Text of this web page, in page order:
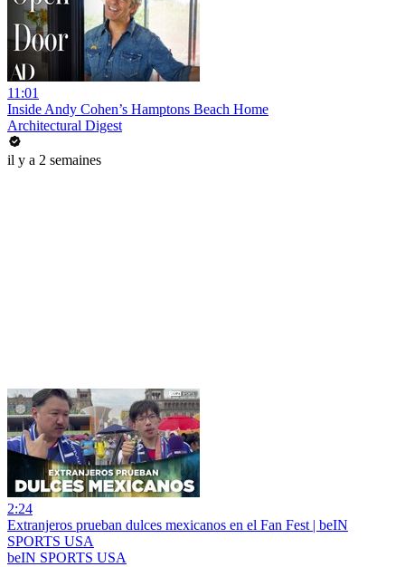
11:01
Inside Andy Cohen’s Hamptons Beach Home
Architectural Digest
il y a 2 semaines
2:24
Extranjeros prueban dulces mexicanos en el Fan Fest | beIN
SPORTS USA
beIN SPORTS USA